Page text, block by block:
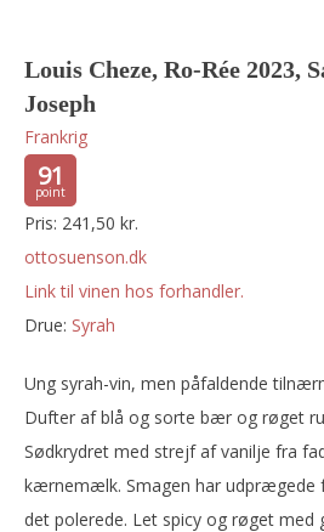
Louis Cheze, Ro-Rée 2023,
Joseph
Frankrig
91
Pris: 241,50 kr.
ottosuenson.dk
Link til vinen hos forhandler.
Drue:
syrah
Ung syrah-vin, men påfaldende
Dufter af blå og sorte bær og røget
Sødkrydret med strejf af vanilje fra
kærnemælk. Smagen har udprægede
det polerede. Let spicy og røget